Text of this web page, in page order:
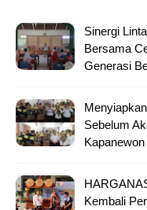
Sinergi
Bersama
Generasi
Sebelum
Kembali